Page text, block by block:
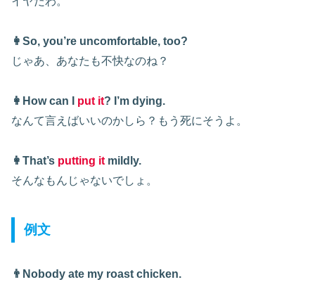
👩So, you’re uncomfortable, too?
じゃあ、あなたも不快なのね？
👩How can I put it? I’m dying.
なんて言えばいいのかしら？もう死にそうよ。
👩That’s putting it mildly.
そんなもんじゃないでしょ。
例文
👨Nobody ate my roast chicken.